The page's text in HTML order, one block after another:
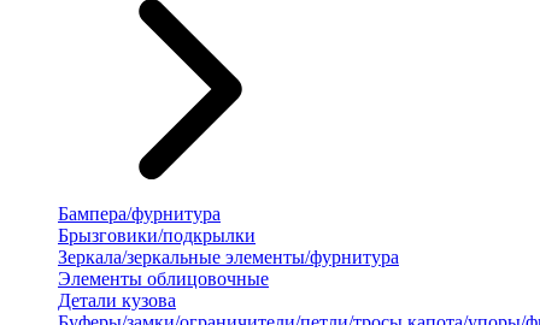
Бампера/фурнитура
Брызговики/подкрылки
Зеркала/зеркальные элементы/фурнитура
Элементы облицовочные
Детали кузова